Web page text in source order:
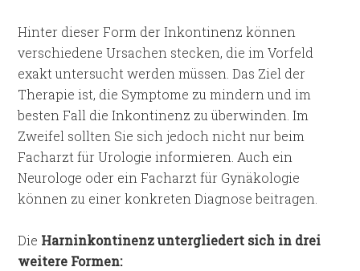
Hinter dieser Form der Inkontinenz können
verschiedene Ursachen stecken, die im Vorfeld
exakt untersucht werden müssen. Das Ziel der
Therapie ist, die Symptome zu mindern und im
besten Fall die Inkontinenz zu überwinden. Im
Zweifel sollten Sie sich jedoch nicht nur beim
Facharzt für Urologie informieren. Auch ein
Neurologe oder ein Facharzt für Gynäkologie
können zu einer konkreten Diagnose beitragen.
Die Harninkontinenz untergliedert sich in drei
weitere Formen: